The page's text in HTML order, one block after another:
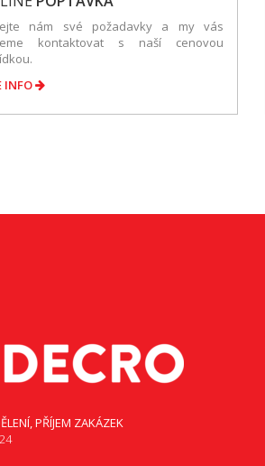
nám své požadavky a my vás
kontaktovat s naší cenovou
INFO
PŘÍJEM ZAKÁZEK